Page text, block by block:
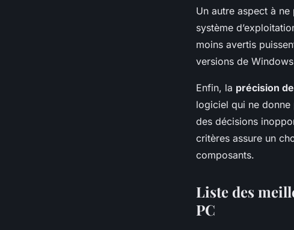
Un autre aspect à
système
moins avertis
versions de
Enfin, la précision
logiciel qui ne donne
des décisions
critères assure un
composants.
Liste des
PC